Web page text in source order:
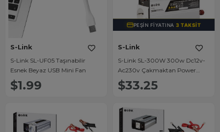
S-Link
S-Link SL-UF05 Taşınabilir
Esnek Beyaz USB Mini Fan
$1.99
PEŞIN FIYATINA3 TAKSIT
S-Link
S-Link SL-300W 300w Dc12v-
Ac230v Çakmaktan Power
İnverter
$33.25